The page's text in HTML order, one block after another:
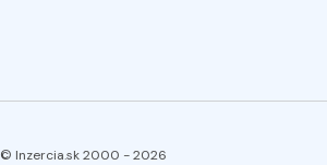
© Inzercia.sk 2000 -2026